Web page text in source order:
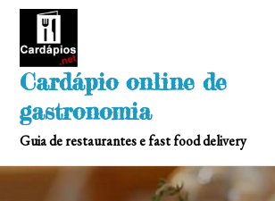
Skip
Cardápio online de
gastronomia
Guia de restaurantes e fast food delivery